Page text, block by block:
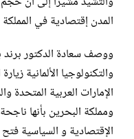
‏المدن إقتصادية في المملكة يتجاوز 463
ووصف سعادة الدكتور برند
والتكنولوجيا الألمانية
الإمارات العربية المتحدة
ومملكة البحرين بأنها
الإقتصادية و السياسية